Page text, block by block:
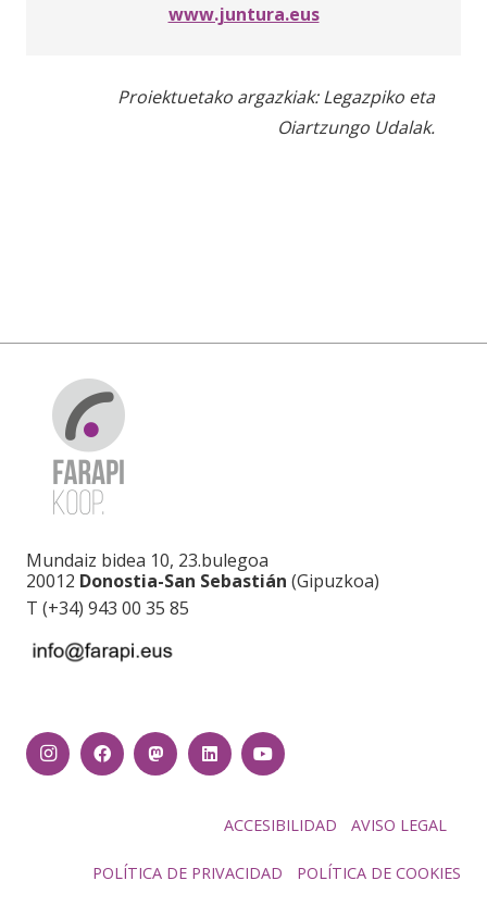
www.juntura.eus
Proiektuetako argazkiak: Legazpiko eta
Oiartzungo Udalak.
Mundaiz bidea 10, 23.bulegoa
20012 Donostia-San Sebastián (Gipuzkoa)
T (+34) 943 00 35 85
ACCESIBILIDAD AVISO LEGAL
POLÍTICA DE PRIVACIDAD POLÍTICA DE COOKIES